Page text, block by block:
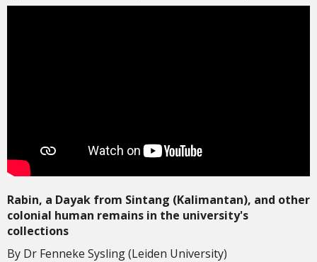
Rabin, a Dayak from Sintang (Kalimantan), and other
colonial human remains in the university's
collections
By Dr Fenneke Sysling (Leiden University)